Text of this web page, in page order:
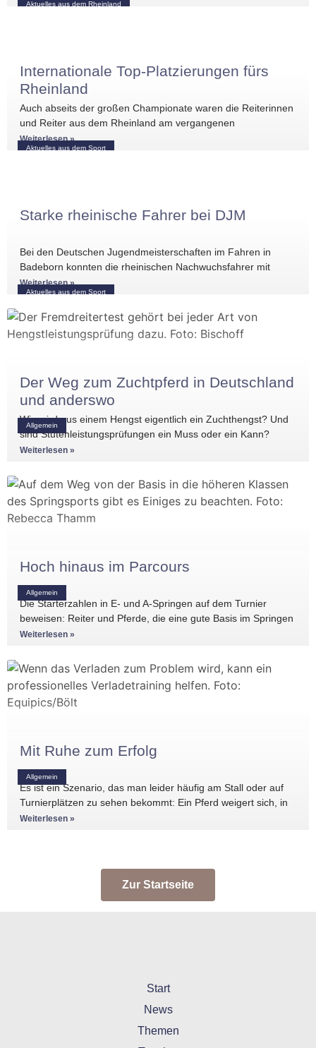
Aktuelles aus dem Rheinland
größer war die
Aktuelles aus dem Sport
Internationale Top-Platzierungen fürs
Rheinland
Auch abseits der großen Championate waren die Reiterinnen
und Reiter aus dem Rheinland am vergangenen
Wochenende international erfolgreich unterwegs. Bei
Weiterlesen »
Aktuelles aus dem Sport
Starke rheinische Fahrer bei DJM
Bei den Deutschen Jugendmeisterschaften im Fahren in
Badeborn konnten die rheinischen Nachwuchsfahrer mit
mehreren vorderen Platzierungen überzeugen. Frederik
Koitka erreichte
Weiterlesen »
Allgemein
Der Weg zum Zuchtpferd in Deutschland
und anderswo
Wie wird aus einem Hengst eigentlich ein Zuchthengst? Und
sind Stutenleistungsprüfungen ein Muss oder ein Kann?
Einblicke in die Regelwerke
Weiterlesen »
Allgemein
Hoch hinaus im Parcours
Die Starterzahlen in E- und A-Springen auf dem Turnier
beweisen: Reiter und Pferde, die eine gute Basis im Springen
haben, gibt es
Weiterlesen »
Allgemein
Mit Ruhe zum Erfolg
Es ist ein Szenario, das man leider häufig am Stall oder auf
Turnierplätzen zu sehen bekommt: Ein Pferd weigert sich, in
den Anhänger zu
Weiterlesen »
Zur Startseite
Start
News
Themen